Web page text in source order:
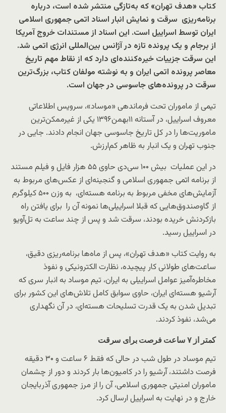
کتاب «هدف تهران» که به‌تازگی منتشر شده است، درباره
برنامه‌ریزی سرقت و نمایش انبار اسناد اتمی جمهوری اسلامی
ایران توسط اسراییل است. این اسناد از مستندات خروج آمریکا
از برجام و یک پرونده تازه در آژانس بین‌المللی انرژی اتمی شد.
این سرقت جزییات خیر‌ه‌کننده‌ای دارد که از نقاط مهم تاریخ
معاصر پرونده اتمی ایران و به نوشته مولفان کتاب، بزرگ‌ترین
سرقت در پرونده‌های جاسوسی در جهان است.
تیمی از ماموران تحت فرماندهی «موساد»، سرویس اطلاعاتی
معروف اسراییل، در آستانه ۱۱بهمن۱۳۹۶ یکی از غیرممکن‌ترین
ماموریت‌ها را در کل تاریخ جاسوسی جهان انجام دادند. جایی در
جنوب تهران و یک انبار به ظاهر کم‌ارزش.
در این عملیات بیش ۱۰۰ سی‌دی حاوی ۵۵ هزار فایل و فیلم مستند
از برنامه اتمی جمهوری اسلامی و گنجینه‌ای از عکس‌های مربوط به
آزمایش‌های مخفی مربوط به برنامه هسته‌ای، به وزن ۵۰۰ کیلوگرم
از گاوصندوق‌هایی که قبلا اسراییلی‌ها نمونه آن را برای یافتن راه
بازکردنش خریده بودند، سرقت شد و پس از چند ساعت به تل‌آویو
در اسراییل رسید.
به روایت کتاب «هدف تهران»، پس از ماه‌ها برنامه‌ریزی دقیق،
ساعت‌های طولانی کار پیچیده، نظارت الکترونیکی و نفوذ
مخاطره‌آمیز عوامل اسراییلی به ایران، تیم موساد به انبار سری که
آرشیو هسته‌ای ایران، حاوی سوابق کامل تلاش‌های این کشور برای
تبدیل شدن به یک قدرت تسلیحات هسته‌ای، در آن نگهداری
می‌شد، نفوذ کردند.
کمتر از ۷ ساعت فرصت برای سرقت
تیم موساد در طول شب در حالی که فقط ۶ ساعت و ۳۰ دقیقه
فرصت داشتند، آرشیو را در کامیون‌ها بار کردند و دور از چشمان
ماموران امنیتی جمهوری اسلامی، آن را از مرز جمهوری آذربایجان
خارج و در نهایت به اسراییل ارسال کرد.